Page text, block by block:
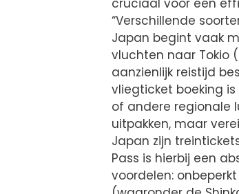
“Verschillende
Japan begint vaak
vluchten naar Tokio
aanzienlijk reistijd
vliegticket boeking
of andere regionale
uitpakken, maar
Japan zijn
Pass is hierbij een
voordelen: